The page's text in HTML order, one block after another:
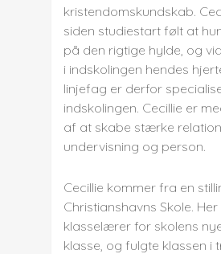
kristendomskundskab.
siden studiestart følt at
på den rigtige hylde, og
i indskolingen hendes
linjefag er derfor
indskolingen. Cecillie er
af at skabe stærke
undervisning og person.
Cecillie kommer fra en
Christianshavns Skole.
klasselærer for skolens
klasse, og fulgte klassen i